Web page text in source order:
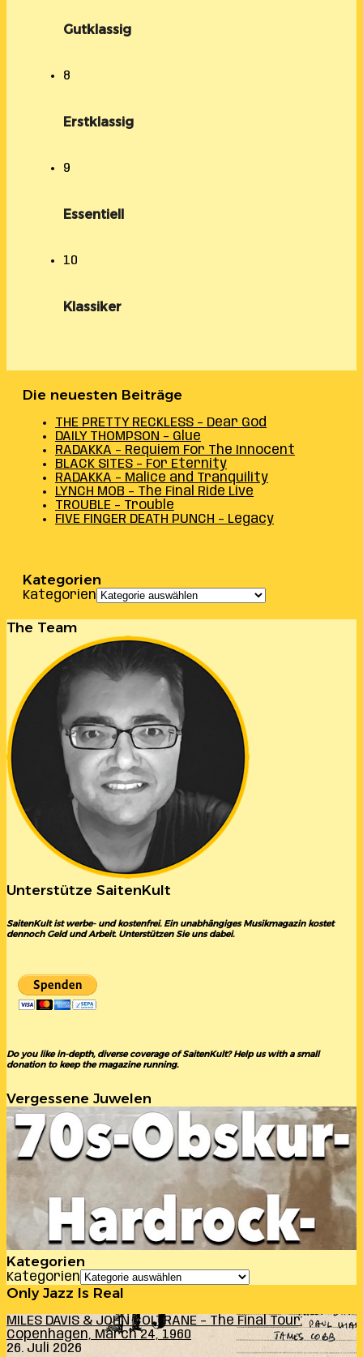
Gutklassig
8
Erstklassig
9
Essentiell
10
Klassiker
Die neuesten Beiträge
THE PRETTY RECKLESS – Dear God
DAILY THOMPSON – Glue
RADAKKA – Requiem For The Innocent
BLACK SITES – For Eternity
RADAKKA – Malice and Tranquility
LYNCH MOB – The Final Ride Live
TROUBLE – Trouble
FIVE FINGER DEATH PUNCH – Legacy
Kategorien
Kategorien
The Team
Unterstütze SaitenKult
SaitenKult ist werbe- und kostenfrei. Ein unabhängiges Musikmagazin kostet
dennoch Geld und Arbeit. Unterstützen Sie uns dabei.
Do you like in-depth, diverse coverage of SaitenKult? Help us with a small
donation to keep the magazine running.
Vergessene Juwelen
Kategorien
Kategorien
Only Jazz Is Real
MILES DAVIS & JOHN COLTRANE – The Final Tour:
Copenhagen, March 24, 1960
26. Juli 2026